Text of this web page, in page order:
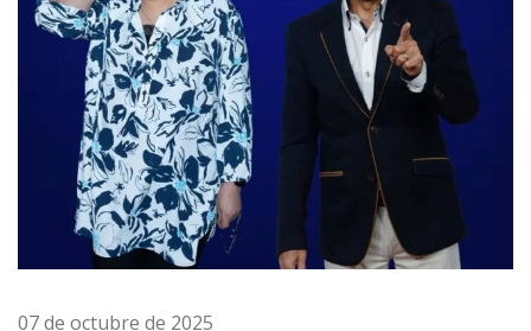
07 de octubre de 2025